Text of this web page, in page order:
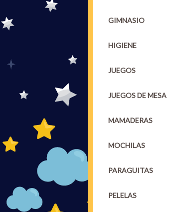
GIMNASIO
HIGIENE
JUEGOS
JUEGOS DE MESA
MAMADERAS
MOCHILAS
PARAGUITAS
PELELAS